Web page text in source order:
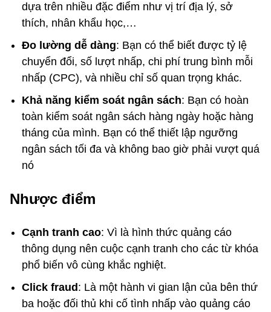
dựa trên nhiều đặc điểm như vị trí địa lý, sở
thích, nhân khẩu học,…
Đo lường dễ dàng: Bạn có thể biết được tỷ lệ
chuyển đổi, số lượt nhấp, chi phí trung bình mỗi
nhấp (CPC), và nhiều chỉ số quan trọng khác.
Khả năng kiểm soát ngân sách: Bạn có hoàn
toàn kiểm soát ngân sách hàng ngày hoặc hàng
tháng của mình. Bạn có thể thiết lập ngưỡng
ngân sách tối đa và không bao giờ phải vượt quá
nó
Nhược điểm
Cạnh tranh cao: Vì là hình thức quảng cáo
thông dụng nên cuộc cạnh tranh cho các từ khóa
phổ biến vô cùng khắc nghiệt.
Click fraud : Là một hành vi gian lận của bên thứ
ba hoặc đối thủ khi cố tình nhấp vào quảng cáo